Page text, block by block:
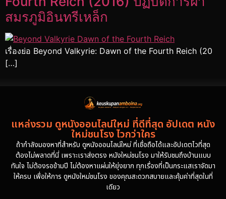
สมรภูมิอินทรีเหล็ก
เรื่องย่อ Beyond Valkyrie: Dawn of the Fourth Reich (20
[…]
แหล่งรวม ดูหนังออนไลน์ใหม่ ที่ดีที่สุด อัปเดต หนัง
ใหม่ชนโรง ไวกว่าใคร
ถ้ากำลังมองหาที่สำหรับ ดูหนังออนไลน์ใหม่ ที่เชื่อถือได้และอัปเดตไวที่สุด
ต้องไม่พลาดที่นี่ เพราะเราส่งตรง หนังใหม่ชนโรง มาให้รับชมถึงบ้านแบบ
ทันใจ ไม่ต้องรอข้ามปี ไม่ต้องหาแผ่นให้ยุ่งยาก ทุกเรื่องที่เป็นกระแสเราจัดมา
ให้ครบ เพื่อให้การ ดูหนังใหม่ชนโรง ของคุณสะดวกสบายและคุ้มค่าที่สุดในที่
เดียว